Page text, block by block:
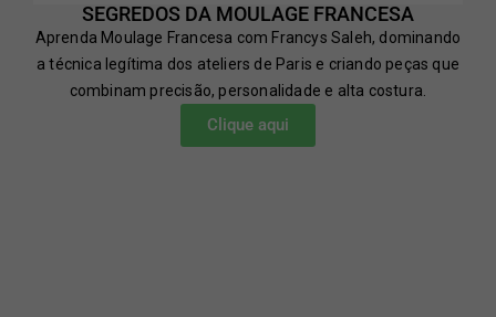
SEGREDOS DA MOULAGE FRANCESA
Aprenda Moulage Francesa com Francys Saleh, dominando
a técnica legítima dos ateliers de Paris e criando peças que
combinam precisão, personalidade e alta costura.
Clique aqui